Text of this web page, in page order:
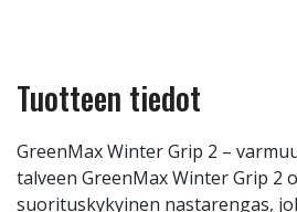
Tuotteen tiedot
GreenMax Winter Grip 2 –
talveen GreenMax Winter Grip 2
suorituskykyinen nastarengas,